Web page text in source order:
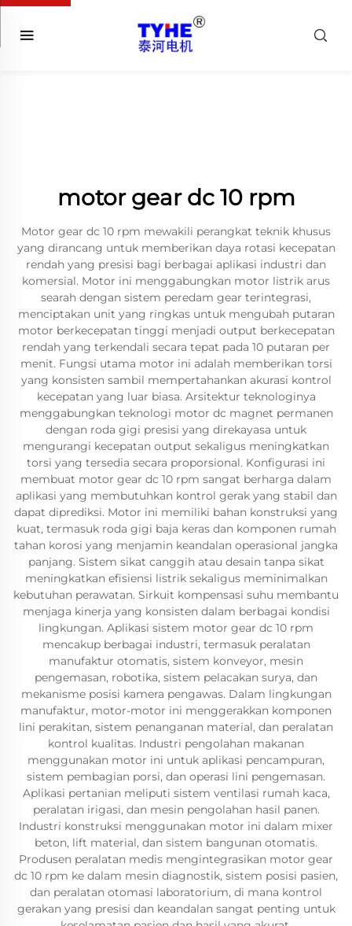
motor gear dc 10 rpm
Motor gear dc 10 rpm mewakili perangkat teknik khusus
yang dirancang untuk memberikan daya rotasi kecepatan
rendah yang presisi bagi berbagai aplikasi industri dan
komersial. Motor ini menggabungkan motor listrik arus
searah dengan sistem peredam gear terintegrasi,
menciptakan unit yang ringkas untuk mengubah putaran
motor berkecepatan tinggi menjadi output berkecepatan
rendah yang terkendali secara tepat pada 10 putaran per
menit. Fungsi utama motor ini adalah memberikan torsi
yang konsisten sambil mempertahankan akurasi kontrol
kecepatan yang luar biasa. Arsitektur teknologinya
menggabungkan teknologi motor dc magnet permanen
dengan roda gigi presisi yang direkayasa untuk
mengurangi kecepatan output sekaligus meningkatkan
torsi yang tersedia secara proporsional. Konfigurasi ini
membuat motor gear dc 10 rpm sangat berharga dalam
aplikasi yang membutuhkan kontrol gerak yang stabil dan
dapat diprediksi. Motor ini memiliki bahan konstruksi yang
kuat, termasuk roda gigi baja keras dan komponen rumah
tahan korosi yang menjamin keandalan operasional jangka
panjang. Sistem sikat canggih atau desain tanpa sikat
meningkatkan efisiensi listrik sekaligus meminimalkan
kebutuhan perawatan. Sirkuit kompensasi suhu membantu
menjaga kinerja yang konsisten dalam berbagai kondisi
lingkungan. Aplikasi sistem motor gear dc 10 rpm
mencakup berbagai industri, termasuk peralatan
manufaktur otomatis, sistem konveyor, mesin
pengemasan, robotika, sistem pelacakan surya, dan
mekanisme posisi kamera pengawas. Dalam lingkungan
manufaktur, motor-motor ini menggerakkan komponen
lini perakitan, sistem penanganan material, dan peralatan
kontrol kualitas. Industri pengolahan makanan
menggunakan motor ini untuk aplikasi pencampuran,
sistem pembagian porsi, dan operasi lini pengemasan.
Aplikasi pertanian meliputi sistem ventilasi rumah kaca,
peralatan irigasi, dan mesin pengolahan hasil panen.
Industri konstruksi menggunakan motor ini dalam mixer
beton, lift material, dan sistem bangunan otomatis.
Produsen peralatan medis mengintegrasikan motor gear
dc 10 rpm ke dalam mesin diagnostik, sistem posisi pasien,
dan peralatan otomasi laboratorium, di mana kontrol
gerakan yang presisi dan keandalan sangat penting untuk